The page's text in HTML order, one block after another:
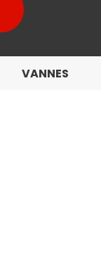
VANNES